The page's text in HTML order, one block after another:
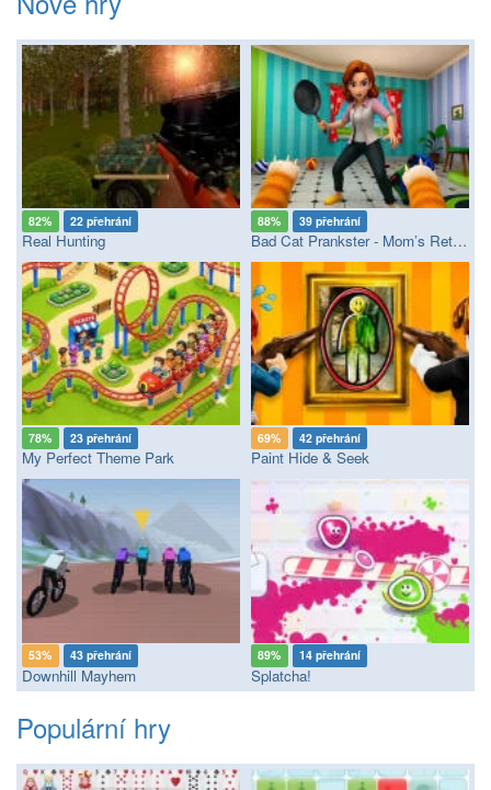
82% 22 přehrání
Real Hunting
88% 39 přehrání
Bad Cat Prankster - Mom’s Return
78% 23 přehrání
My Perfect Theme Park
69% 42 přehrání
Paint Hide & Seek
53% 43 přehrání
Downhill Mayhem
89% 14 přehrání
Splatcha!
Populární hry